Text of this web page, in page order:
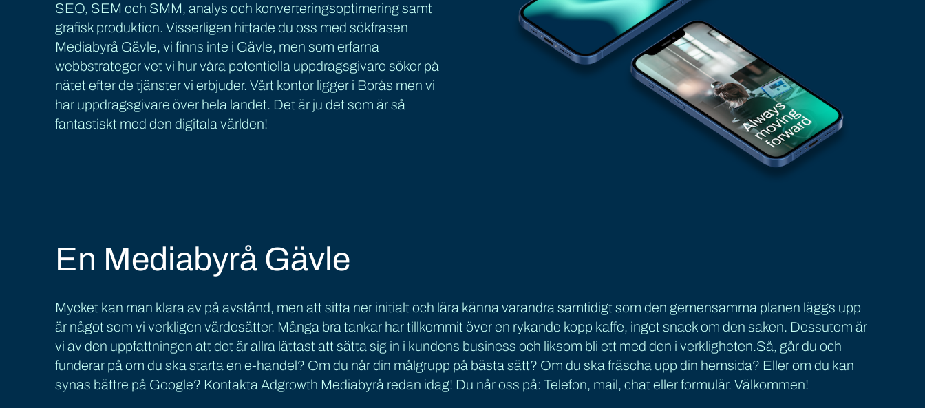
SEO, SEM och SMM, analys och konverteringsoptimering samt
grafisk produktion. Visserligen hittade du oss med sökfrasen
Mediabyrå Gävle, vi finns inte i Gävle, men som erfarna
webbstrateger vet vi hur våra potentiella uppdragsgivare söker på
nätet efter de tjänster vi erbjuder. Vårt kontor ligger i Borås men vi
har uppdragsgivare över hela landet. Det är ju det som är så
fantastiskt med den digitala världen!
En Mediabyrå Gävle
Mycket kan man klara av på avstånd, men att sitta ner initialt och lära känna varandra samtidigt som den gemensamma planen läggs upp
är något som vi verkligen värdesätter. Många bra tankar har tillkommit över en rykande kopp kaffe, inget snack om den saken. Dessutom är
vi av den uppfattningen att det är allra lättast att sätta sig in i kundens business och liksom bli ett med den i verkligheten.Så, går du och
funderar på om du ska starta en e-handel? Om du når din målgrupp på bästa sätt? Om du ska fräscha upp din hemsida? Eller om du kan
synas bättre på Google? Kontakta Adgrowth Mediabyrå redan idag! Du når oss på: Telefon, mail, chat eller formulär. Välkommen!